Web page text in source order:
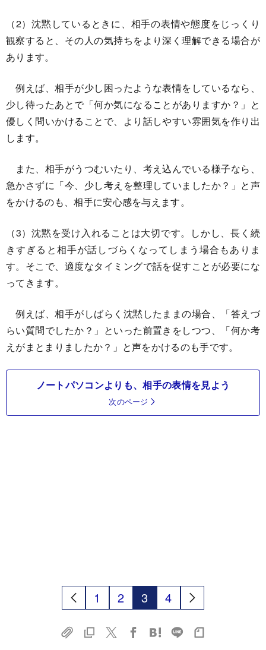
（2）沈黙しているときに、相手の表情や態度をじっくり
観察すると、その人の気持ちをより深く理解できる場合が
あります。
例えば、相手が少し困ったような表情をしているなら、
少し待ったあとで「何か気になることがありますか？」と
優しく問いかけることで、より話しやすい雰囲気を作り出
します。
また、相手がうつむいたり、考え込んでいる様子なら、
急かさずに「今、少し考えを整理していましたか？」と声
をかけるのも、相手に安心感を与えます。
（3）沈黙を受け入れることは大切です。しかし、長く続
きすぎると相手が話しづらくなってしまう場合もありま
す。そこで、適度なタイミングで話を促すことが必要にな
ってきます。
例えば、相手がしばらく沈黙したままの場合、「答えづ
らい質問でしたか？」といった前置きをしつつ、「何か考
えがまとまりましたか？」と声をかけるのも手です。
ノートパソコンよりも、相手の表情を見よう
次のページ
1 2 3 4